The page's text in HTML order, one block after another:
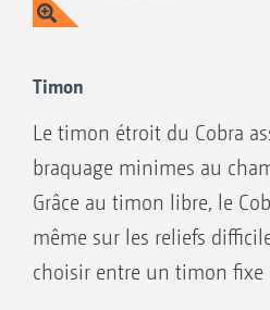
Timon
Le timon étroit du Cobra
braquage minimes au
Grâce au timon libre, le
même sur les reliefs
choisir entre un timon